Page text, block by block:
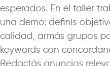
esperados. En el taller
una demo: definís
calidad, armás grupos
keywords con
Redactás anuncios